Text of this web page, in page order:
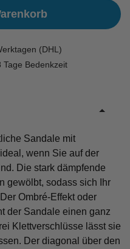
(DHL)
Tage Bedenkzeit
Sandale mit
wenn Sie auf der
Die stark dämpfende
gewölbt, sodass sich Ihr
Ombré-Effekt oder
der Sandale einen ganz
Klettverschlüsse lässt sie
Der diagonal über den